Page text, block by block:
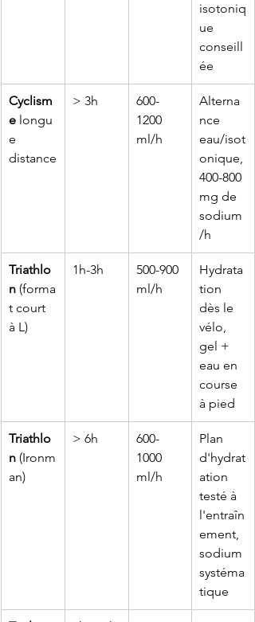
isotoniq
ue
conseill
ée
Cyclism
e longu
e
distance
> 3h
600-
1200
ml/h
Alterna
nce
eau/isot
onique,
400-800
mg de
sodium
/h
Triathlo
n (forma
t court
à L)
1h-3h
500-900
ml/h
Hydrata
tion
dès le
vélo,
gel +
eau en
course
à pied
Triathlo
n (Ironm
an)
> 6h
600-
1000
ml/h
Plan
d'hydrat
ation
testé à
l'entraîn
ement,
sodium
systéma
tique